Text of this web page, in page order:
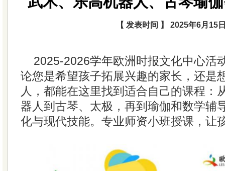
【 发表时间 】 2025年6月15
2025-2026学年欧洲时报文化中心活
论您是希望孩子拓展兴趣的家长，还是
人，都能在这里找到适合自己的课程：
器人到古琴、太极，再到瑜伽和数学辅
化与现代技能。专业师资小班授课，让